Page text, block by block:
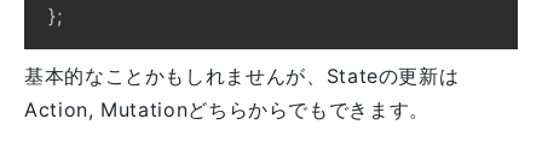
};
基本的なことかもしれませんが、Stateの更新は
Action, Mutationどちらからでもできます。